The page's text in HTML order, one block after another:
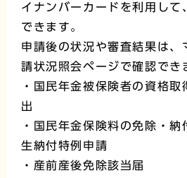
イナンバーカードを利用して
できます。
申請後の状況や審査結果は、
請状況照会ページで確認でき
・国民年金被保険者の資格
出
・国民年金保険料の免除・
生納付特例申請
・産前産後免除該当届